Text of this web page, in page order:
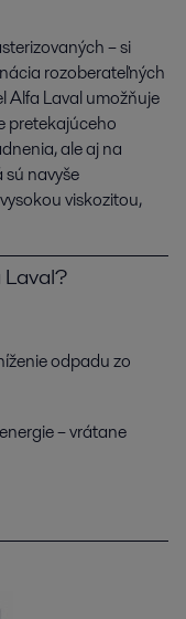
– si
rozoberateľných
Alfa Laval umožňuje
pretekajúceho
ale aj na
navyše
viskozitou,
odpadu zo
– vrátane